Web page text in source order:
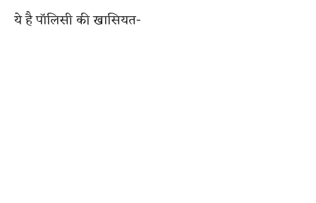
ये है पॉलिसी की खासियत-